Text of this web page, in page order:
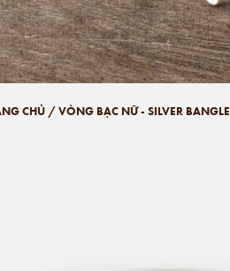
CHỦ /VÒNG BẠC NỮ - SILVER BANGLE